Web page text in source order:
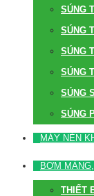
SÚNG
SÚNG
SÚNG
SÚNG
SÚNG
SÚNG
MÁY NÉN
BƠM
THIẾT